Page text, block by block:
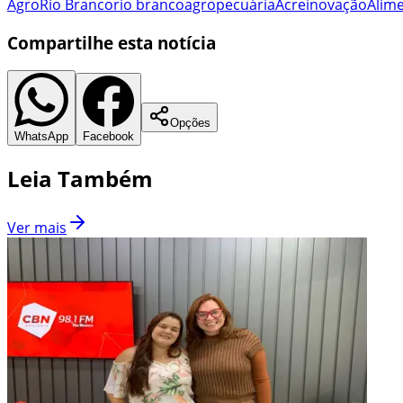
AgroRio Brancorio brancoagropecuáriaAcreinovação
Compartilhe esta notícia
WhatsApp Facebook
Opções
Leia Também
Ver mais